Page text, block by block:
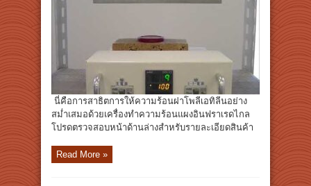
นี่คือการสาธิตการให้ความร้อนฝาโพลีเอทิลีนอย่าง
สม่ำเสมอด้วยเครื่องทำความร้อนแผงอินฟราเรดไกล
โปรดตรวจสอบหน้าด้านล่างสำหรับรายละเอียดสินค้า
Read More »